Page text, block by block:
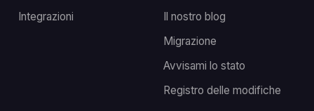
Il nostro blog
Migrazione
Avvisami lo stato
Registro delle modifiche
Integrazioni